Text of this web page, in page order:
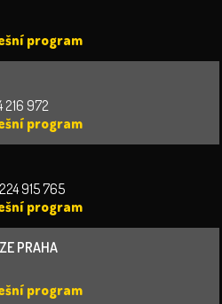
program
216 972
program
915 765
program
PRAHA
program